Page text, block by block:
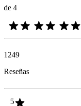
de 4
1249
Reseñas
5